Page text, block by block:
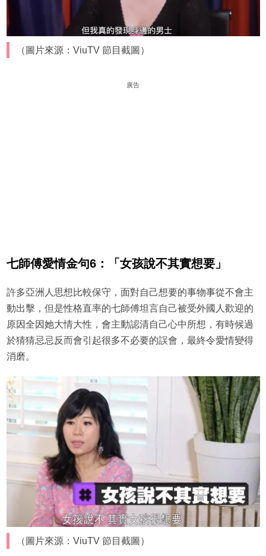
（圖片來源：ViuTV 節目截圖）
廣告
七師傅愛情金句6：「女孩說不其實想要」
許多亞洲人思想比較保守，面對自己想要的事物事從不會主
動出擊，但是性格直率的七師傅坦言自己被受外國人歡迎的
原因全因她大情大性，會主動認清自己心中所想，有時候過
於猜猜忌忌反而會引起很多不必要的誤會，最終令愛情變得
消磨。
（圖片來源：ViuTV 節目截圖）